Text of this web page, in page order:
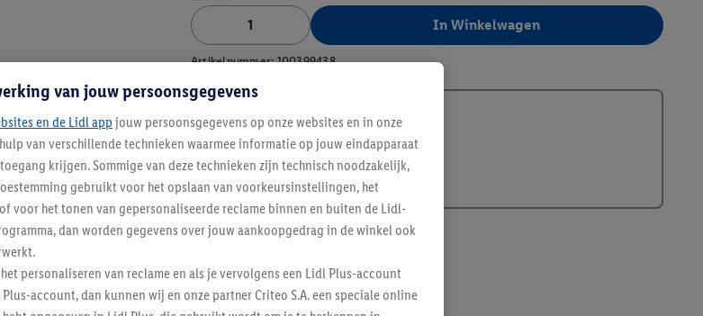
In Winkelwagen
Artikelnummer: 100399438
van jouw persoonsgegevens
en de Lidl app jouw persoonsgegevens op onze websites en in onze
van verschillende technieken waarmee informatie op jouw eindapparaat
krijgen. Sommige van deze technieken zijn technisch noodzakelijk,
gebruikt voor het opslaan van voorkeursinstellingen, het
voor het tonen van gepersonaliseerde reclame binnen en buiten de Lidl-
dan worden gegevens over jouw aankoopgedrag in de winkel ook
personaliseren van reclame en als je vervolgens een Lidl Plus-account
account, dan kunnen wij en onze partner Criteo S.A. een speciale online